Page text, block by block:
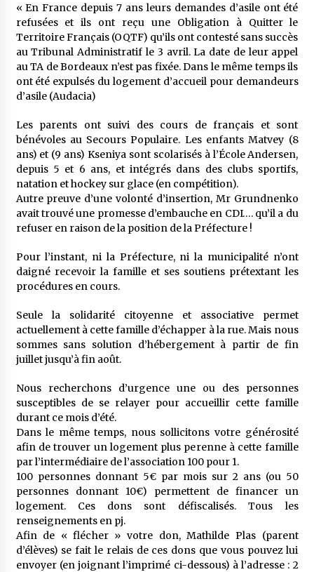
« En France depuis 7 ans leurs demandes d’asile ont été
refusées et ils ont reçu une Obligation à Quitter le
Territoire Français (OQTF) qu’ils ont contesté sans succès
au Tribunal Administratif le 3 avril. La date de leur appel
au TA de Bordeaux n’est pas fixée. Dans le même temps ils
ont été expulsés du logement d’accueil pour demandeurs
d’asile (Audacia)
Les parents ont suivi des cours de français et sont
bénévoles au Secours Populaire. Les enfants Matvey (8
ans) et (9 ans) Kseniya sont scolarisés à l’École Andersen,
depuis 5 et 6 ans, et intégrés dans des clubs sportifs,
natation et hockey sur glace (en compétition).
Autre preuve d’une volonté d’insertion, Mr Grundnenko
avait trouvé une promesse d’embauche en CDI…. qu’il a du
refuser en raison de la position de la Préfecture !
Pour l’instant, ni la Préfecture, ni la municipalité n’ont
daigné recevoir la famille et ses soutiens prétextant les
procédures en cours.
Seule la solidarité citoyenne et associative permet
actuellement à cette famille d’échapper à la rue. Mais nous
sommes sans solution d’hébergement à partir de fin
juillet jusqu’à fin août.
Nous recherchons d’urgence une ou des personnes
susceptibles de se relayer pour accueillir cette famille
durant ce mois d’été.
Dans le même temps, nous sollicitons votre générosité
afin de trouver un logement plus perenne à cette famille
par l’intermédiaire de l’association 100 pour 1.
100 personnes donnant 5€ par mois sur 2 ans (ou 50
personnes donnant 10€) permettent de financer un
logement. Ces dons sont défiscalisés. Tous les
renseignements en pj.
Afin de « flécher » votre don, Mathilde Plas (parent
d’élèves) se fait le relais de ces dons que vous pouvez lui
envoyer (en joignant l’imprimé ci-dessous) à l’adresse : 2